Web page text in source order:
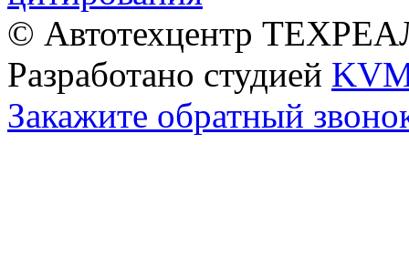
© Автотехцентр
Разработано студией
Закажите обратный